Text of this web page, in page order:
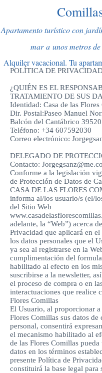
Apartamento turístico con
mara unos metros
Alquiler vacacional. Tu
POLÍTICA DE
¿QUIÉN ES EL
TRATAMIENTO DE SUS
Identidad: Casa de las
Dir. Postal:Paseo Manuel
Balcón del Cantábrico
Teléfono: +34 607592030
Correo electrónico:
DELEGADO DE
Contacto:
Conforme a la legislación
de Protección de Datos de
CASA DE LAS FLORES
informa al/los usuario/s (el/
del Sitio Web
adelante, la “Web”) acerca
Privacidad que aplicará en el
los datos personales que el
ya sea al registrarse en la
cumplimentación del
habilitado al efecto en los
suscribirse a la newsletter,
el proceso de compra o en
interactuaciones que realice
Flores Comillas
El Usuario, al proporcionar a
Flores Comillas sus datos de
personal, consentirá
el mecanismo habilitado al
de las Flores Comillas pueda
datos en los términos
presente Política de
constituirá la base legal para